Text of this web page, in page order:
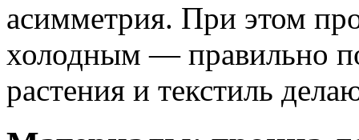
асимметрия. При этом
холодным — правильно
растения и текстиль